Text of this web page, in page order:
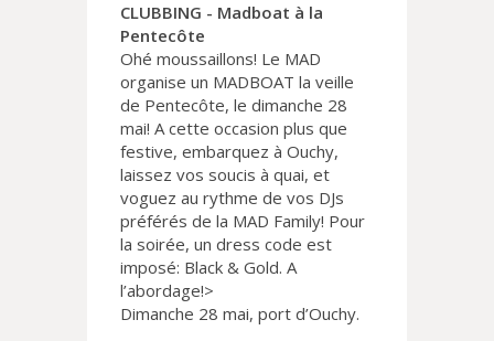
CLUBBING - Madboat à la
Pentecôte
Ohé moussaillons! Le MAD
organise un MADBOAT la veille
de Pentecôte, le dimanche 28
mai! A cette occasion plus que
festive, embarquez à Ouchy,
laissez vos soucis à quai, et
voguez au rythme de vos DJs
préférés de la MAD Family! Pour
la soirée, un dress code est
imposé: Black & Gold. A
l’abordage!>
Dimanche 28 mai, port d’Ouchy.